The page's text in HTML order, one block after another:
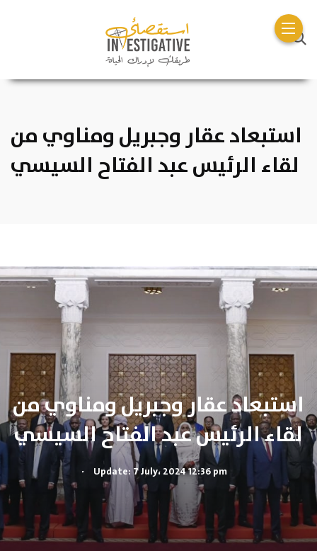
استبعاد عقار وجبريل ومناوي من
لقاء الرئيس عبد الفتاح السيسي
استبعاد عقار وجبريل ومناوي من
لقاء الرئيس عبد الفتاح السيسي
. Update: 7 July، 2024 12:36 pm